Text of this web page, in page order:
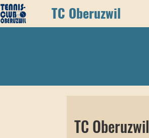
TC Oberuzwil
TC Oberuzwil